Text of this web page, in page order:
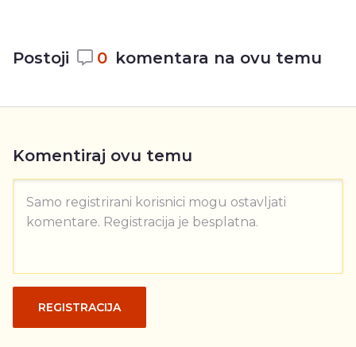
Postoji 0 komentara na ovu temu
Komentiraj ovu temu
Samo registrirani korisnici mogu ostavljati
komentare. Registracija je besplatna.
REGISTRACIJA